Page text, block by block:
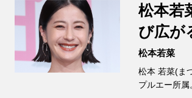
松本若
び広が
松本若菜
松本 若菜(ま
プルエー所属